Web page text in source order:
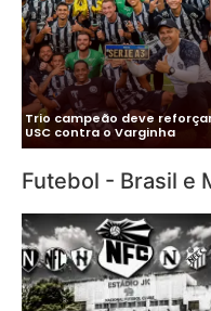
Mercado da Bola: Neymar,
Paulinho, Oscar e as
contratações dos clubes
paulistas
Futebol - Brasil e